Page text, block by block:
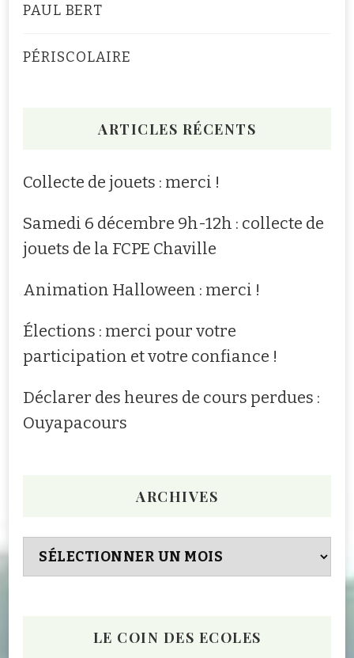
PAUL BERT
PÉRISCOLAIRE
ARTICLES RÉCENTS
Collecte de jouets : merci !
Samedi 6 décembre 9h-12h : collecte de
jouets de la FCPE Chaville
Animation Halloween : merci !
Élections : merci pour votre
participation et votre confiance !
Déclarer des heures de cours perdues :
Ouyapacours
ARCHIVES
Archives
LE COIN DES ECOLES